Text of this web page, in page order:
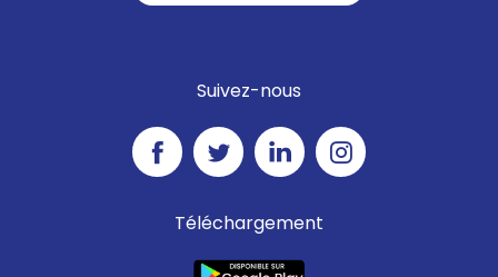
Suivez-nous
Téléchargement